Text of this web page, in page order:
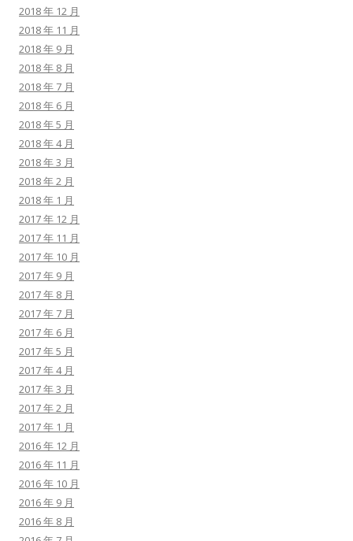
2018 年 12 月
2018 年 11 月
2018 年 9 月
2018 年 8 月
2018 年 7 月
2018 年 6 月
2018 年 5 月
2018 年 4 月
2018 年 3 月
2018 年 2 月
2018 年 1 月
2017 年 12 月
2017 年 11 月
2017 年 10 月
2017 年 9 月
2017 年 8 月
2017 年 7 月
2017 年 6 月
2017 年 5 月
2017 年 4 月
2017 年 3 月
2017 年 2 月
2017 年 1 月
2016 年 12 月
2016 年 11 月
2016 年 10 月
2016 年 9 月
2016 年 8 月